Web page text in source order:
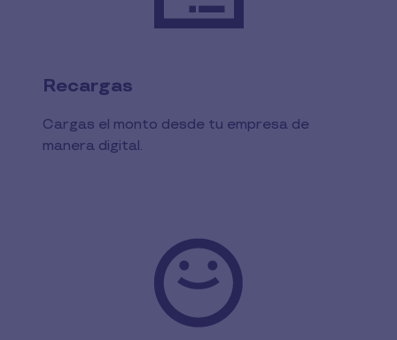
Recargas
Cargas el monto desde tu empresa de
manera digital.